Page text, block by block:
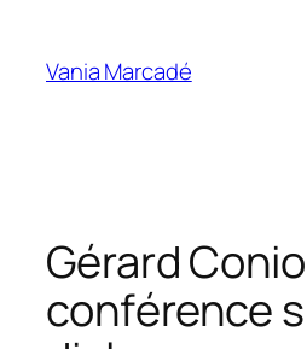
contenu
Vania Marcadé
Gérard
conférence